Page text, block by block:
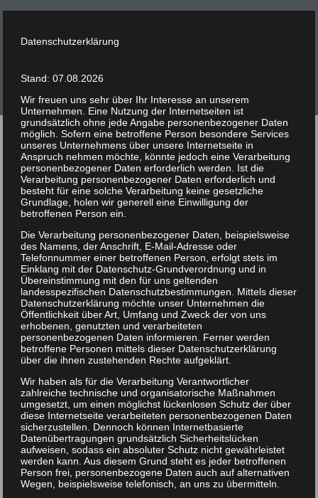
Impressum
Angaben gemäß § 18 Abs. 2 Medienstaatsvertrag
Marius Großkopf Software- und Webentwicklung
Marius Großkopf
Bürgstrasse
74834 Elztal- N
Germany
Vertreten durch:Marius Großkopf
Kontakt:
Telefon: 015117641450
E-Mail:
Umsatzsteuernummer:DE323651794
Verantwortlich für den Inhalt nach § 55 Abs. 2 RStV:
Marius Großkopf
Bürgstrasse
74834 Elztal- N
Datenschutzerklärung
Stand: 07.08.2026
Wir freuen uns sehr über Ihr Interesse an unserem
Unternehmen. Eine Nutzung der Internetseiten ist
grundsätzlich ohne jede Angabe personenbezogener Daten
möglich. Sofern eine betroffene Person besondere Services
unseres Unternehmens über unsere Internetseite in
Anspruch nehmen möchte, könnte jedoch eine Verarbeitung
personenbezogener Daten erforderlich werden. Ist die
Verarbeitung personenbezogener Daten erforderlich und
besteht für eine solche Verarbeitung keine gesetzliche
Grundlage, holen wir generell eine Einwilligung der
betroffenen Person ein.
Die Verarbeitung personenbezogener Daten, beispielsweise
des Namens, der Anschrift, E-Mail-Adresse oder
Telefonnummer einer betroffenen Person, erfolgt stets im
Einklang mit der Datenschutz-Grundverordnung und in
Übereinstimmung mit den für uns geltenden
landesspezifischen Datenschutzbestimmungen. Mittels dieser
Datenschutzerklärung möchte unser Unternehmen die
Öffentlichkeit über Art, Umfang und Zweck der von uns
erhobenen, genutzten und verarbeiteten
personenbezogenen Daten informieren. Ferner werden
betroffene Personen mittels dieser Datenschutzerklärung
über die ihnen zustehenden Rechte aufgeklärt.
Wir haben als für die Verarbeitung Verantwortlicher
zahlreiche technische und organisatorische Maßnahmen
umgesetzt, um einen möglichst lückenlosen Schutz der über
diese Internetseite verarbeiteten personenbezogenen Daten
sicherzustellen. Dennoch können Internetbasierte
Datenübertragungen grundsätzlich Sicherheitslücken
aufweisen, sodass ein absoluter Schutz nicht gewährleistet
werden kann. Aus diesem Grund steht es jeder betroffenen
Person frei, personenbezogene Daten auch auf alternativen
Wegen, beispielsweise telefonisch, an uns zu übermitteln.